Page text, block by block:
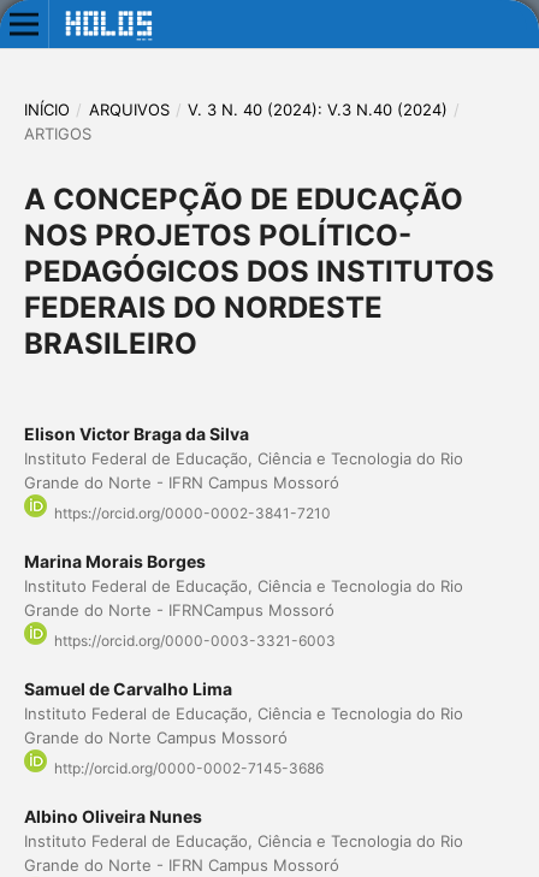
INÍCIO / ARQUIVOS / V. 3 N. 40 (2024): V.3 N.40 (2024) /
ARTIGOS
A CONCEPÇÃO DE EDUCAÇÃO
NOS PROJETOS POLÍTICO-
PEDAGÓGICOS DOS INSTITUTOS
FEDERAIS DO NORDESTE
BRASILEIRO
Elison Victor Braga da Silva
Instituto Federal de Educação, Ciência e Tecnologia do Rio
Grande do Norte - IFRN Campus Mossoró
https://orcid.org/0000-0002-3841-7210
Marina Morais Borges
Instituto Federal de Educação, Ciência e Tecnologia do Rio
Grande do Norte - IFRNCampus Mossoró
https://orcid.org/0000-0003-3321-6003
Samuel de Carvalho Lima
Instituto Federal de Educação, Ciência e Tecnologia do Rio
Grande do Norte Campus Mossoró
http://orcid.org/0000-0002-7145-3686
Albino Oliveira Nunes
Instituto Federal de Educação, Ciência e Tecnologia do Rio
Grande do Norte - IFRN Campus Mossoró